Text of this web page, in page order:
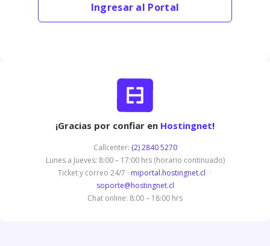
Ingresar al Portal
¡Gracias por confiar en Hostingnet!
Callcenter: (2) 2840 5270
Lunes a Jueves: 8:00 – 17:00 hrs (horario continuado)
Ticket y correo 24/7 · miportal.hostingnet.cl ·
soporte@hostingnet.cl
Chat online: 8:00 – 18:00 hrs